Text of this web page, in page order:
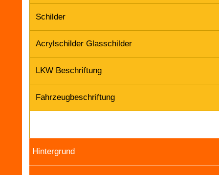
Schilder
Acrylschilder Glasschilder
LKW Beschriftung
Fahrzeugbeschriftung
Hintergrund